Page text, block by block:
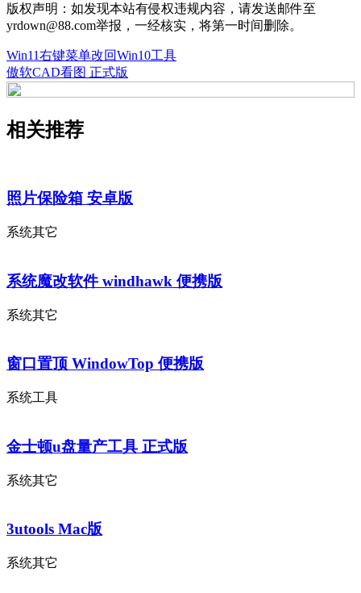
版权声明：如发现本站有侵权违规内容，请发送邮件至
yrdown@88.com举报，一经核实，将第一时间删除。
Win11右键菜单改回Win10工具
傲软CAD看图 正式版
相关推荐
照片保险箱 安卓版
系统其它
系统魔改软件 windhawk 便携版
系统其它
窗口置顶 WindowTop 便携版
系统工具
金士顿u盘量产工具 正式版
系统其它
3utools Mac版
系统其它